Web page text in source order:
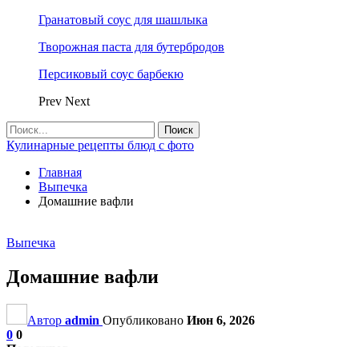
Гранатовый соус для шашлыка
Творожная паста для бутербродов
Персиковый соус барбекю
Prev Next
Кулинарные рецепты блюд с фото
Главная
Выпечка
Домашние вафли
Выпечка
Домашние вафли
Автор admin Опубликовано Июн 6, 2026
0 0